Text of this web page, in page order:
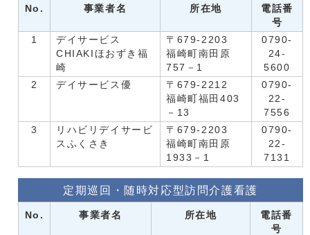
No. 事業者名 所在地
電話番
号
1
デイサービス
CHIAKIほおずき福
崎
〒679-2203
福崎町南田原
757－1
0790-
24-
5600
2
デイサービス優
〒679-2212
福崎町福田403
－13
0790-
22-
7556
3
リハビリデイサービ
スふくさき
〒679-2203
福崎町南田原
1933－1
0790-
22-
7131
定期巡回・随時対応型訪問介護看護
No. 事業者名 所在地
電話番
号